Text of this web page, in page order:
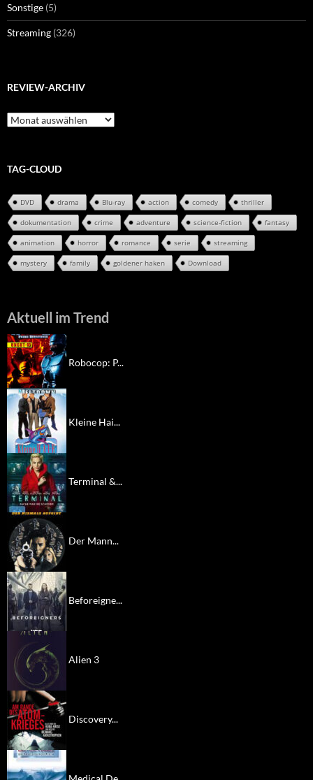
Sonstige (5)
Streaming (326)
REVIEW-ARCHIV
Review-
Archiv
TAG-CLOUD
DVD drama Blu-ray action comedy thriller
dokumentation crime adventure science-fiction fantasy
animation horror romance serie streaming
mystery family goldener haken Download
Aktuell im Trend
Robocop: P...
Kleine Hai...
Terminal &...
Der Mann...
Beforeigne...
Alien 3
Discovery...